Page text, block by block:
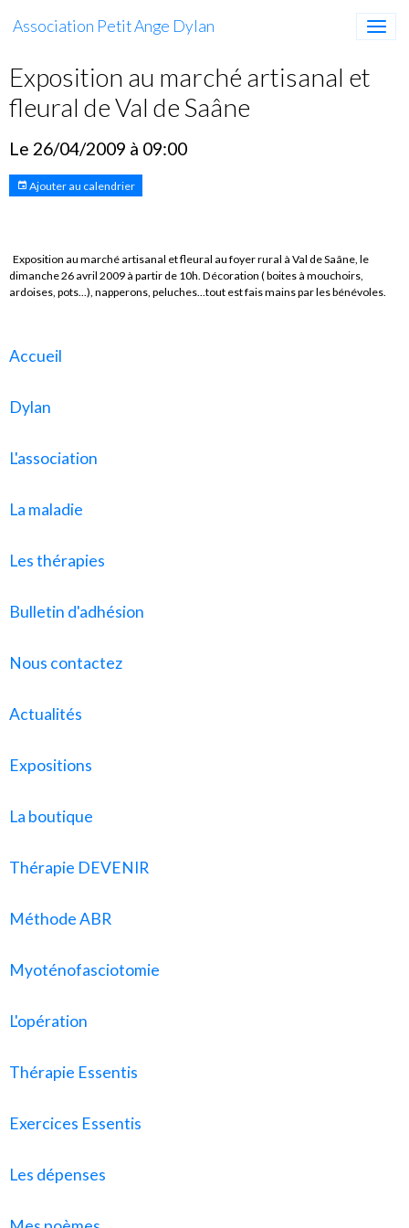
Association Petit Ange Dylan
Exposition au marché artisanal et
fleural de Val de Saâne
Le 26/04/2009 à 09:00
Ajouter au calendrier
Exposition au marché artisanal et fleural au foyer rural à Val de Saâne, le
dimanche 26 avril 2009 à partir de 10h. Décoration ( boites à mouchoirs,
ardoises, pots...), napperons, peluches...tout est fais mains par les bénévoles.
Accueil
Dylan
L'association
La maladie
Les thérapies
Bulletin d'adhésion
Nous contactez
Actualités
Expositions
La boutique
Thérapie DEVENIR
Méthode ABR
Myoténofasciotomie
L'opération
Thérapie Essentis
Exercices Essentis
Les dépenses